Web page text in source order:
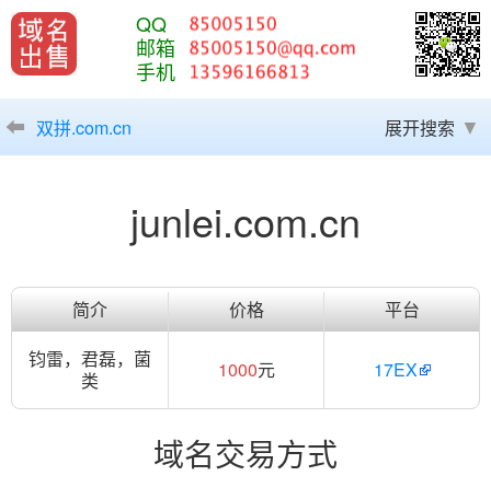
QQ
邮箱
手机
双拼.com.cn 展开搜索
junlei.com.cn
简介 价格
平台
钧雷，君磊，菌
类
1000元 17EX
域名交易方式